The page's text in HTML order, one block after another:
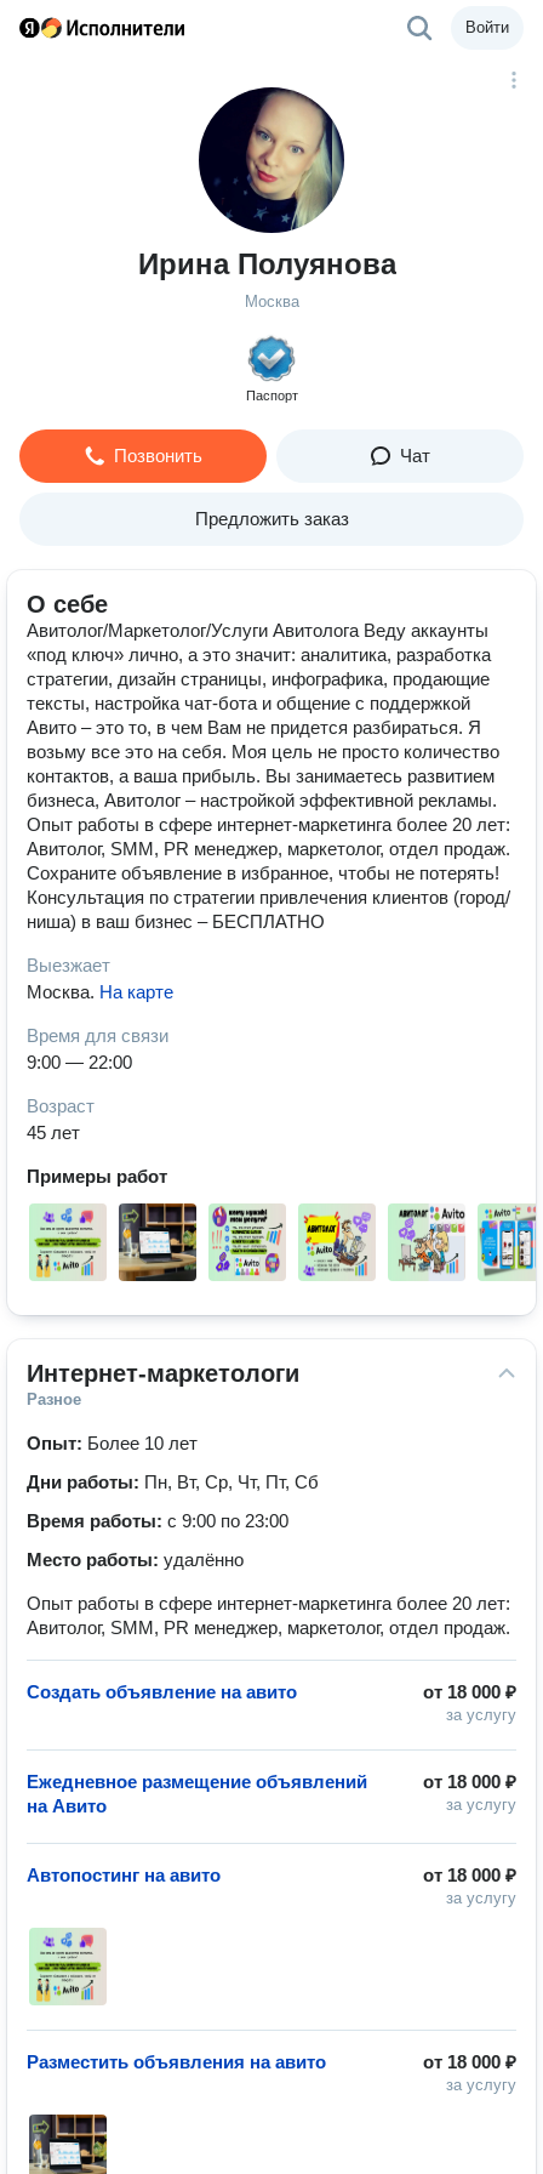
Войти
Ирина Полуянова
Москва
Паспорт
Позвонить Чат
Предложить заказ
О себе
Авитолог/Маркетолог/Услуги Авитолога Веду аккаунты
«под ключ» лично, а это значит: аналитика, разработка
стратегии, дизайн страницы, инфографика, продающие
тексты, настройка чат-бота и общение с поддержкой
Авито – это то, в чем Вам не придется разбираться. Я
возьму все это на себя. Моя цель не просто количество
контактов, а ваша прибыль. Вы занимаетесь развитием
бизнеса, Авитолог – настройкой эффективной рекламы.
Опыт работы в сфере интернет-маркетинга более 20 лет:
Авитолог, SMM, PR менеджер, маркетолог, отдел продаж.
Сохраните объявление в избранное, чтобы не потерять!
Консультация по стратегии привлечения клиентов (город/
ниша) в ваш бизнес – БЕСПЛАТНО
Выезжает
Москва. На карте
Время для связи
9:00 — 22:00
Возраст
45 лет
Примеры работ
Интернет-маркетологи
Разное
Опыт: Более 10 лет
Дни работы: Пн, Вт, Ср, Чт, Пт, Сб
Время работы: с 9:00 по 23:00
Место работы: удалённо
Опыт работы в сфере интернет-маркетинга более 20 лет:
Авитолог, SMM, PR менеджер, маркетолог, отдел продаж.
от 18 000 ₽
за услугу
Создать объявление на авито
от 18 000 ₽
за услугу
Ежедневное размещение объявлений
на Авито
от 18 000 ₽
за услугу
Автопостинг на авито
от 18 000 ₽
за услугу
Разместить объявления на авито